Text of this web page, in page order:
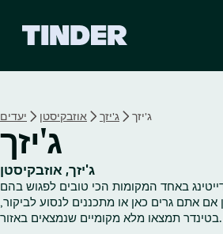
ת
י
נ
ד
יעדים אוזבקיסטן ג'יזך ג'יזך
ג'יזך
ג'יזך, אוזבקיסטן
באחד המקומות הכי טובים לפגוש בהם
אם אתם גרים כאן או מתכננים לנסוע לביקור,
בטינדר תמצאו מלא מקומיים שנמצאים באזור.